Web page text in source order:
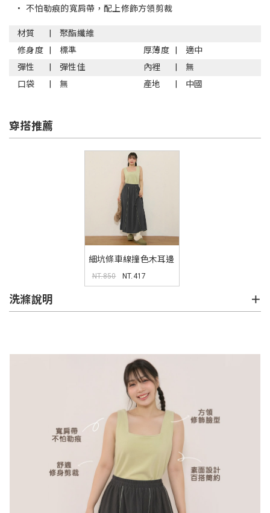
• 不怕勒痕的寬肩帶，配上修飾方領剪裁
材質
聚酯纖維
修身度
標準 厚薄度
適中
彈性
彈性佳 內裡
無
口袋
無 產地 中國
穿搭推薦
細坑條車線撞色木耳邊
長裙
NT.850 NT.417
洗滌說明